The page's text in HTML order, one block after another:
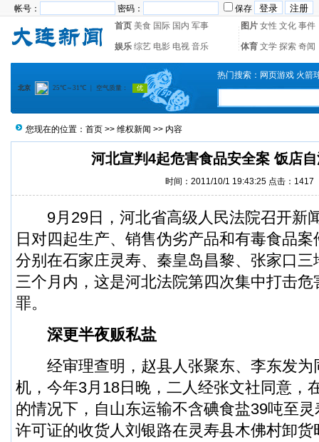
帐号： 密码：
保存
首页 美食 国际 国内 军事 图片 女性 文化 事件
娱乐 综艺 电影 电视 音乐 体育 文学 探索 奇闻
热门搜索： 网页游戏 火箭
您现在的位置： 首页 >> 维权新闻 >> 内容
河北宣判4起危害食品安全案 饭店
时间：2011/10/1 19:43:25 点击：1417
9月29日，河北省高级人民法院召开新
日对四起生产、销售伪劣产品和有毒食品
分别在石家庄灵寿、秦皇岛昌黎、张家口
三个月内，这是河北法院第四次集中打击
罪。
深更半夜贩私盐
经审理查明，赵县人张聚东、李东发为
机，今年3月18日晚，二人经张文社同意，
的情况下，自山东运输不含碘食盐39吨至
许可证的收货人刘银路在灵寿县木佛村卸